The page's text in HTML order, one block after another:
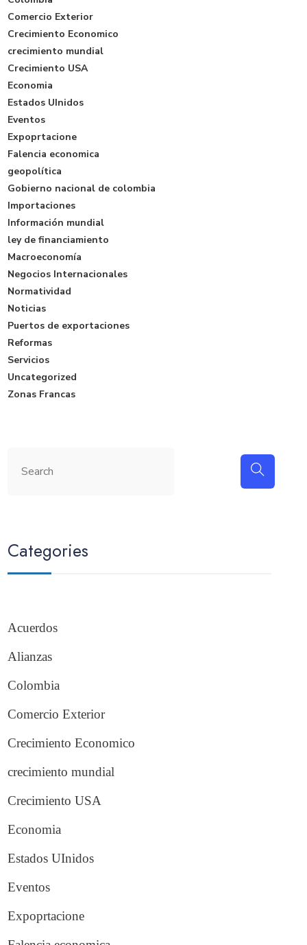
Comercio Exterior
Crecimiento Economico
crecimiento mundial
Crecimiento USA
Economia
Estados UInidos
Eventos
Expoprtacione
Falencia economica
geopolítica
Gobierno nacional de colombia
Importaciones
Información mundial
ley de financiamiento
Macroeconomía
Negocios Internacionales
Normatividad
Noticias
Puertos de exportaciones
Reformas
Servicios
Uncategorized
Zonas Francas
Categories
Acuerdos
Alianzas
Colombia
Comercio Exterior
Crecimiento Economico
crecimiento mundial
Crecimiento USA
Economia
Estados UInidos
Eventos
Expoprtacione